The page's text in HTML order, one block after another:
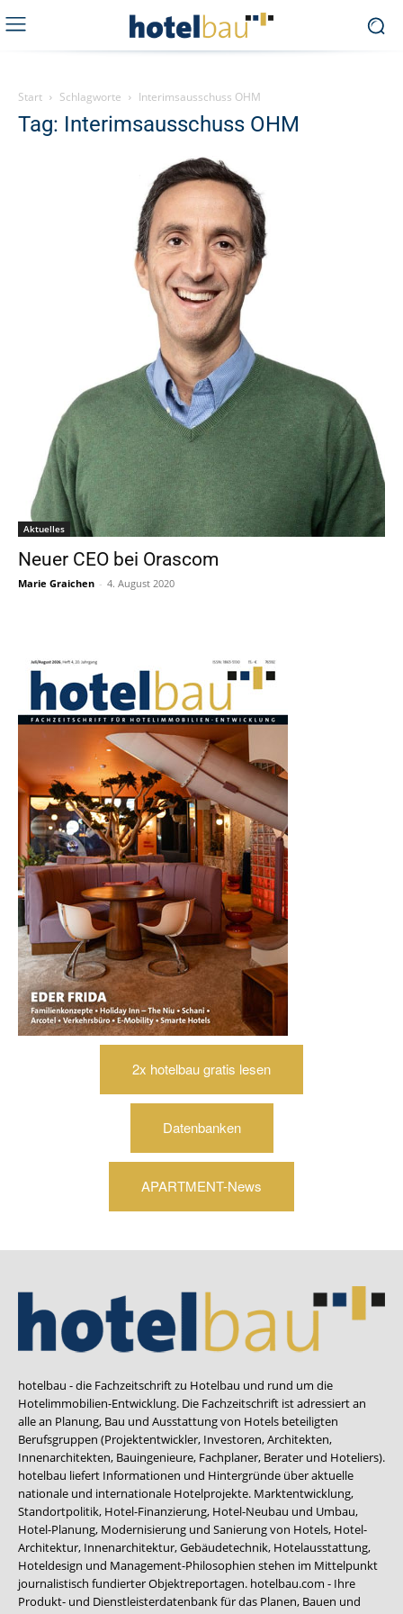
Start Schlagworte Interimsausschuss OHM
Tag: Interimsausschuss OHM
Aktuelles
Neuer CEO bei Orascom
Marie Graichen - 4. August 2020
2x hotelbau gratis lesen
Datenbanken
APARTMENT-News
hotelbau - die Fachzeitschrift zu Hotelbau und rund um die
Hotelimmobilien-Entwicklung. Die Fachzeitschrift ist adressiert an
alle an Planung, Bau und Ausstattung von Hotels beteiligten
Berufsgruppen (Projektentwickler, Investoren, Architekten,
Innenarchitekten, Bauingenieure, Fachplaner, Berater und Hoteliers).
hotelbau liefert Informationen und Hintergründe über aktuelle
nationale und internationale Hotelprojekte. Marktentwicklung,
Standortpolitik, Hotel-Finanzierung, Hotel-Neubau und Umbau,
Hotel-Planung, Modernisierung und Sanierung von Hotels, Hotel-
Architektur, Innenarchitektur, Gebäudetechnik, Hotelausstattung,
Hoteldesign und Management-Philosophien stehen im Mittelpunkt
journalistisch fundierter Objektreportagen. hotelbau.com - Ihre
Produkt- und Dienstleisterdatenbank für das Planen, Bauen und